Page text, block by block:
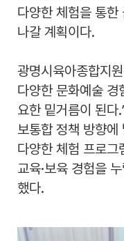
다양한 체험을 통한
나갈 계획이다.
광명시육아종합지
다양한 문화예술
요한 밑거름이 된다
보통합 정책 방향
다양한 체험 프로그
교육·보육 경험을
했다.